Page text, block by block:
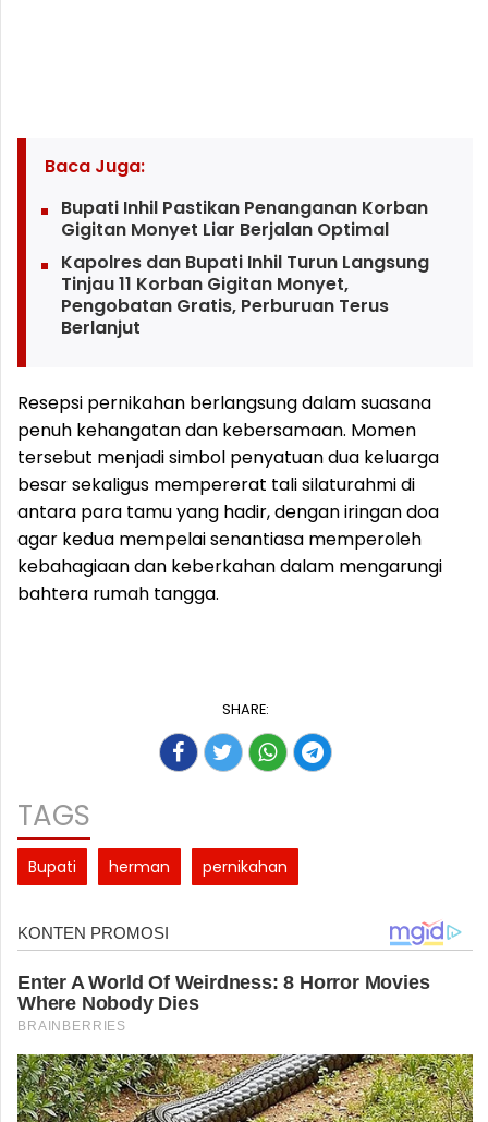
Baca Juga:
Bupati Inhil Pastikan Penanganan Korban
Gigitan Monyet Liar Berjalan Optimal
Kapolres dan Bupati Inhil Turun Langsung
Tinjau 11 Korban Gigitan Monyet,
Pengobatan Gratis, Perburuan Terus
Berlanjut
Resepsi pernikahan berlangsung dalam suasana
penuh kehangatan dan kebersamaan. Momen
tersebut menjadi simbol penyatuan dua keluarga
besar sekaligus mempererat tali silaturahmi di
antara para tamu yang hadir, dengan iringan doa
agar kedua mempelai senantiasa memperoleh
kebahagiaan dan keberkahan dalam mengarungi
bahtera rumah tangga.
SHARE:
TAGS
Bupati herman pernikahan